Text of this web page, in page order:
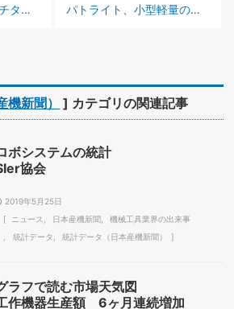
作所 間瀬 康友社長 次の記事 :
パトライト、小型軽量の電池式
新聞） ] カテゴリの関連記事
ボシステムの統計
協会
2019年5月25日
ニュース
日本産機新聞
機械工具業界の出来事
統計データ
統計データ（日本産機新聞）
ラフで読む市場天気図
作機器生産額 6ヶ月連続増加